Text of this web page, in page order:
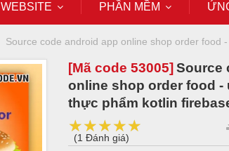
WEBSITE PHẦN MỀM
Source code android app online shop order food
[Mã code 53005] Source
online shop order food -
thực phẩm kotlin
★★★★★
★★★★★
★★★★★
(1 Đánh giá)